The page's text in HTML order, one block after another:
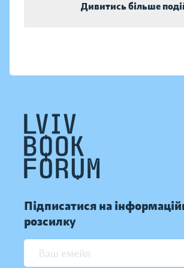
Дивитись більше
Підписатися на
розсилку